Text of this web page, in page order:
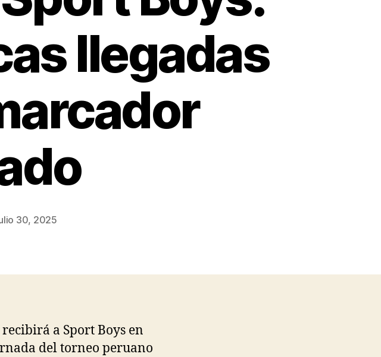
llegadas
30, 2025
a Sport Boys en
del torneo peruano